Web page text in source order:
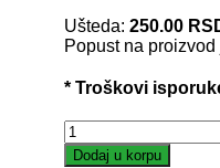
Ušteda: 250.00
Popust na
* Troškovi
PETI
ŽIVOT
Dodaj u korpu